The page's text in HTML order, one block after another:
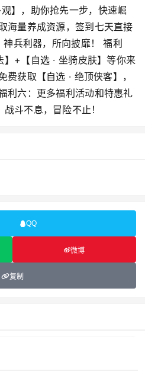
】，助你抢先一步，快速崛
海量养成资源，签到七天直接
兵利器，所向披靡！ 福利
+【自选 · 坐骑皮肤】等你来
获取【自选 · 绝顶侠客】，
利六：更多福利活动和特惠礼
斗不息，冒险不止！
QQ
微博
复制